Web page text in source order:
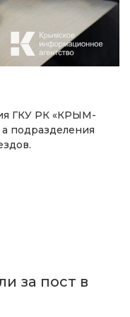
ГКУ РК «КРЫМ-
подразделения
за пост в